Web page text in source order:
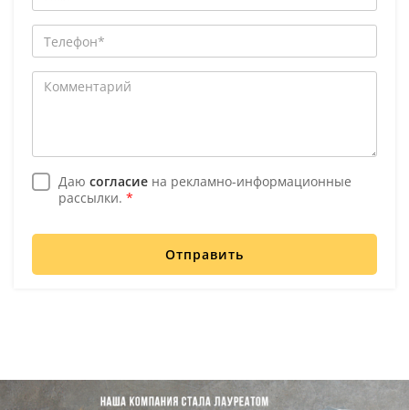
Даю согласие на рекламно-информационные
рассылки. *
Отправить